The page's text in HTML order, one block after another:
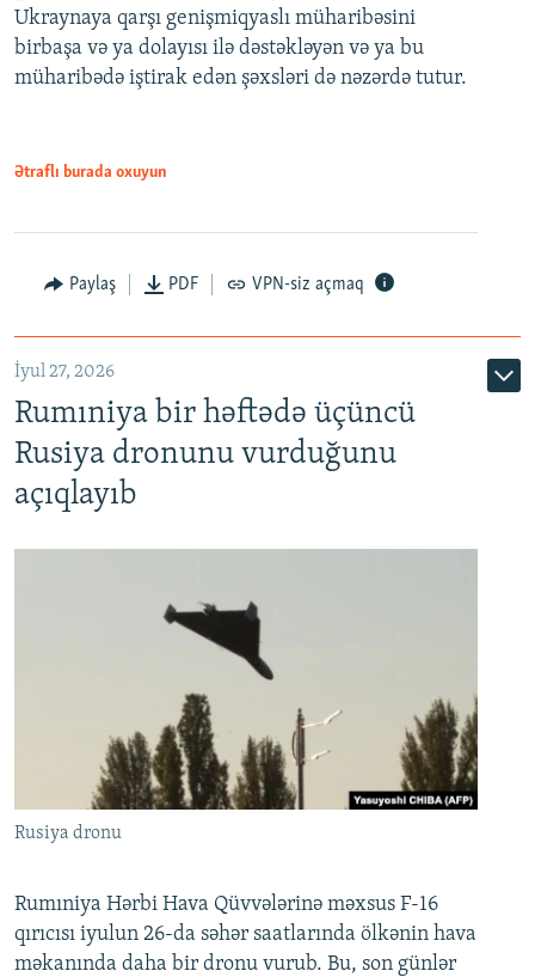
Ukraynaya qarşı genişmiqyaslı müharibəsini
birbaşa və ya dolayısı ilə dəstəkləyən və ya bu
müharibədə iştirak edən şəxsləri də nəzərdə tutur.
Ətraflı burada oxuyun
Paylaş PDF VPN-siz açmaq
İyul 27, 2026
Rumıniya bir həftədə üçüncü
Rusiya dronunu vurduğunu
açıqlayıb
Rusiya dronu
Rumıniya Hərbi Hava Qüvvələrinə məxsus F-16
qırıcısı iyulun 26-da səhər saatlarında ölkənin hava
məkanında daha bir dronu vurub. Bu, son günlər